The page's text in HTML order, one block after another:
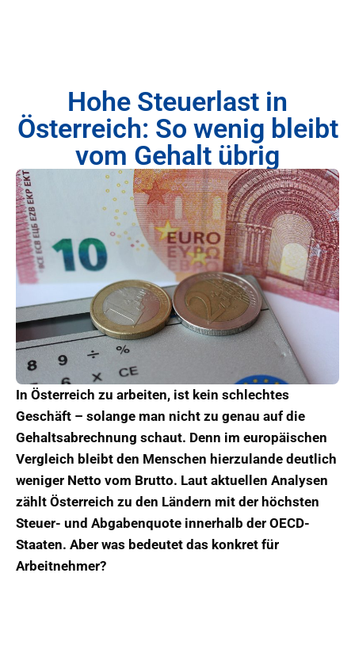
Hohe Steuerlast in
Österreich: So wenig bleibt
vom Gehalt übrig
In Österreich zu arbeiten, ist kein schlechtes
Geschäft – solange man nicht zu genau auf die
Gehaltsabrechnung schaut. Denn im europäischen
Vergleich bleibt den Menschen hierzulande deutlich
weniger Netto vom Brutto. Laut aktuellen Analysen
zählt Österreich zu den Ländern mit der höchsten
Steuer- und Abgabenquote innerhalb der OECD-
Staaten. Aber was bedeutet das konkret für
Arbeitnehmer?